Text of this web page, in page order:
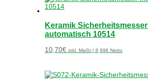
Keramik
automatisch 10514
10,70€ inkl. MwSt |8,99€ Netto